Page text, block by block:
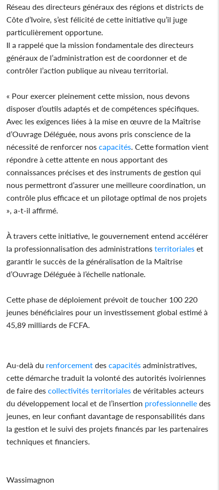
Réseau des directeurs généraux des régions et districts de
Côte d’Ivoire, s’est félicité de cette initiative qu’il juge
particulièrement opportune.
Il a rappelé que la mission fondamentale des directeurs
généraux de l’administration est de coordonner et de
contrôler l’action publique au niveau territorial.
« Pour exercer pleinement cette mission, nous devons
disposer d’outils adaptés et de compétences spécifiques.
Avec les exigences liées à la mise en œuvre de la Maîtrise
d’Ouvrage Déléguée, nous avons pris conscience de la
nécessité de renforcer nos capacités . Cette formation vient
répondre à cette attente en nous apportant des
connaissances précises et des instruments de gestion qui
nous permettront d’assurer une meilleure coordination, un
contrôle plus efficace et un pilotage optimal de nos projets
», a-t-il affirmé.
À travers cette initiative, le gouvernement entend accélérer
la professionnalisation des administrations territoriales et
garantir le succès de la généralisation de la Maîtrise
d’Ouvrage Déléguée à l’échelle nationale.
Cette phase de déploiement prévoit de toucher 100 220
jeunes bénéficiaires pour un investissement global estimé à
45,89 milliards de FCFA.
Au-delà du renforcement des capacités administratives,
cette démarche traduit la volonté des autorités ivoiriennes
de faire des collectivités territoriales de véritables acteurs
du développement local et de l’insertion professionnelle des
jeunes, en leur confiant davantage de responsabilités dans
la gestion et le suivi des projets financés par les partenaires
techniques et financiers.
Wassimagnon